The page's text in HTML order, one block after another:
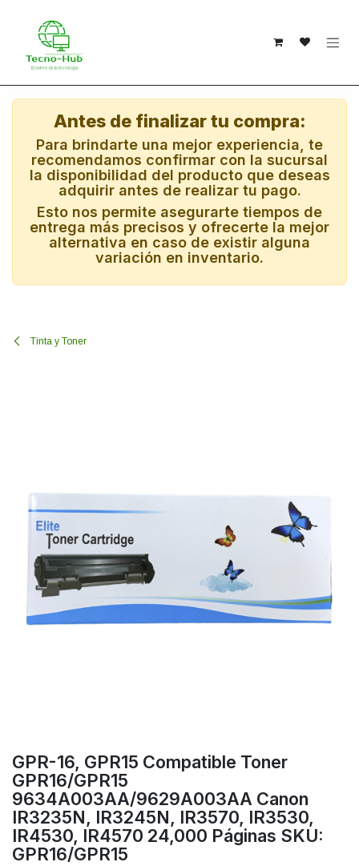
Antes de finalizar tu compra:
Para brindarte una mejor experiencia, te
recomendamos confirmar con la sucursal
la disponibilidad del producto que deseas
adquirir antes de realizar tu pago.
Esto nos permite asegurarte tiempos de
entrega más precisos y ofrecerte la mejor
alternativa en caso de existir alguna
variación en inventario.
Tinta y Toner
GPR-16, GPR15 Compatible Toner
GPR16/GPR15
9634A003AA/9629A003AA Canon
IR3235N, IR3245N, IR3570, IR3530,
IR4530, IR4570 24,000 Páginas SKU:
GPR16/GPR15